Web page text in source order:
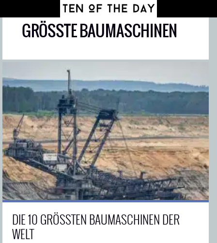
GRÖSSTE BAUMASCHINEN
DIE 10 GRÖSSTEN BAUMASCHINEN DER W
ELT